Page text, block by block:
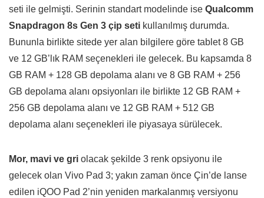
seti ile gelmişti. Serinin standart modelinde ise Qualcomm
Snapdragon 8s Gen 3 çip seti kullanılmış durumda.
Bununla birlikte sitede yer alan bilgilere göre tablet 8 GB
ve 12 GB’lık RAM seçenekleri ile gelecek. Bu kapsamda 8
GB RAM + 128 GB depolama alanı ve 8 GB RAM + 256
GB depolama alanı opsiyonları ile birlikte 12 GB RAM +
256 GB depolama alanı ve 12 GB RAM + 512 GB
depolama alanı seçenekleri ile piyasaya sürülecek.
Mor, mavi ve gri olacak şekilde 3 renk opsiyonu ile
gelecek olan Vivo Pad 3; yakın zaman önce Çin’de lanse
edilen iQOO Pad 2’nin yeniden markalanmış versiyonu